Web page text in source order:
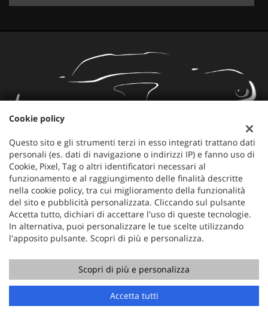
Mercauto
Via Nazionale 171
36056 Tezze sul Brenta (VI)
Telefono:
+39 049 597 4422
Cellulare:
+39 329 273 2302
Fax:
+39 049 597 4422
Email:
info@mercauto2.com
Dati fiscali:
Via Nazionale, 171 PD - 36056 Tezze sul Brenta
Cookie policy
Questo sito e gli strumenti terzi in esso integrati trattano dati
personali (es. dati di navigazione o indirizzi IP) e fanno uso di
Cookie, Pixel, Tag o altri identificatori necessari al
funzionamento e al raggiungimento delle finalità descritte
nella cookie policy, tra cui miglioramento della funzionalità
del sito e pubblicità personalizzata. Cliccando sul pulsante
Accetta tutto, dichiari di accettare l'uso di queste tecnologie.
In alternativa, puoi personalizzare le tue scelte utilizzando
l'apposito pulsante. Scopri di più e personalizza.
Scopri di più e personalizza
Accetta tutti